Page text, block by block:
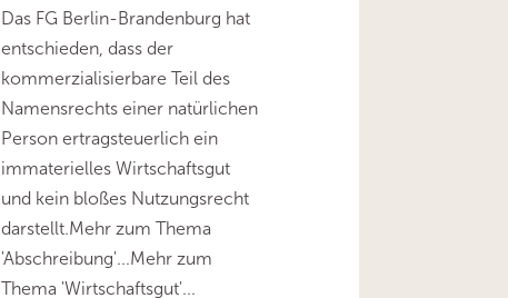
Das FG Berlin-Brandenburg hat
entschieden, dass der
kommerzialisierbare Teil des
Namensrechts einer natürlichen
Person ertragsteuerlich ein
immaterielles Wirtschaftsgut
und kein bloßes Nutzungsrecht
darstellt.Mehr zum Thema
'Abschreibung'...Mehr zum
Thema 'Wirtschaftsgut'...